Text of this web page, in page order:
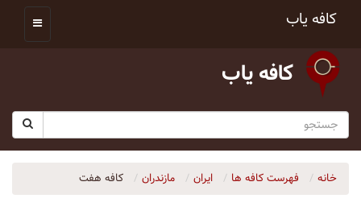
کافه یاب
کافه یاب
خانه فهرست کافه ها ایران مازندران كافه هفت